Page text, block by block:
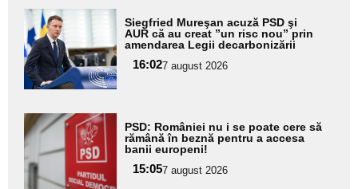
Adaugă
aici textul
pentru
subtitlu
Siegfried Mureşan acuză PSD şi
AUR că au creat ”un risc nou” prin
amendarea Legii decarbonizării
16:027 august 2026
Adaugă
aici textul
pentru
subtitlu
PSD: României nu i se poate cere să
rămână în beznă pentru a accesa
banii europeni!
15:057 august 2026